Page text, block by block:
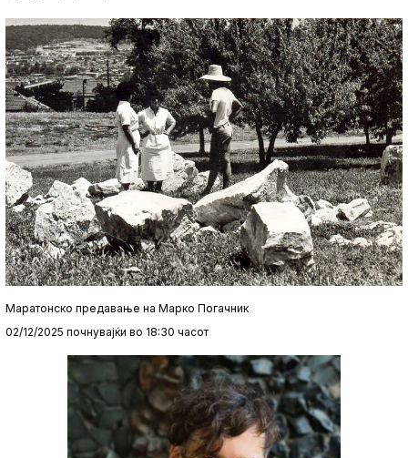
Маратонско предавање на Марко Погачник
02/12/2025 почнувајќи во 18:30 часот